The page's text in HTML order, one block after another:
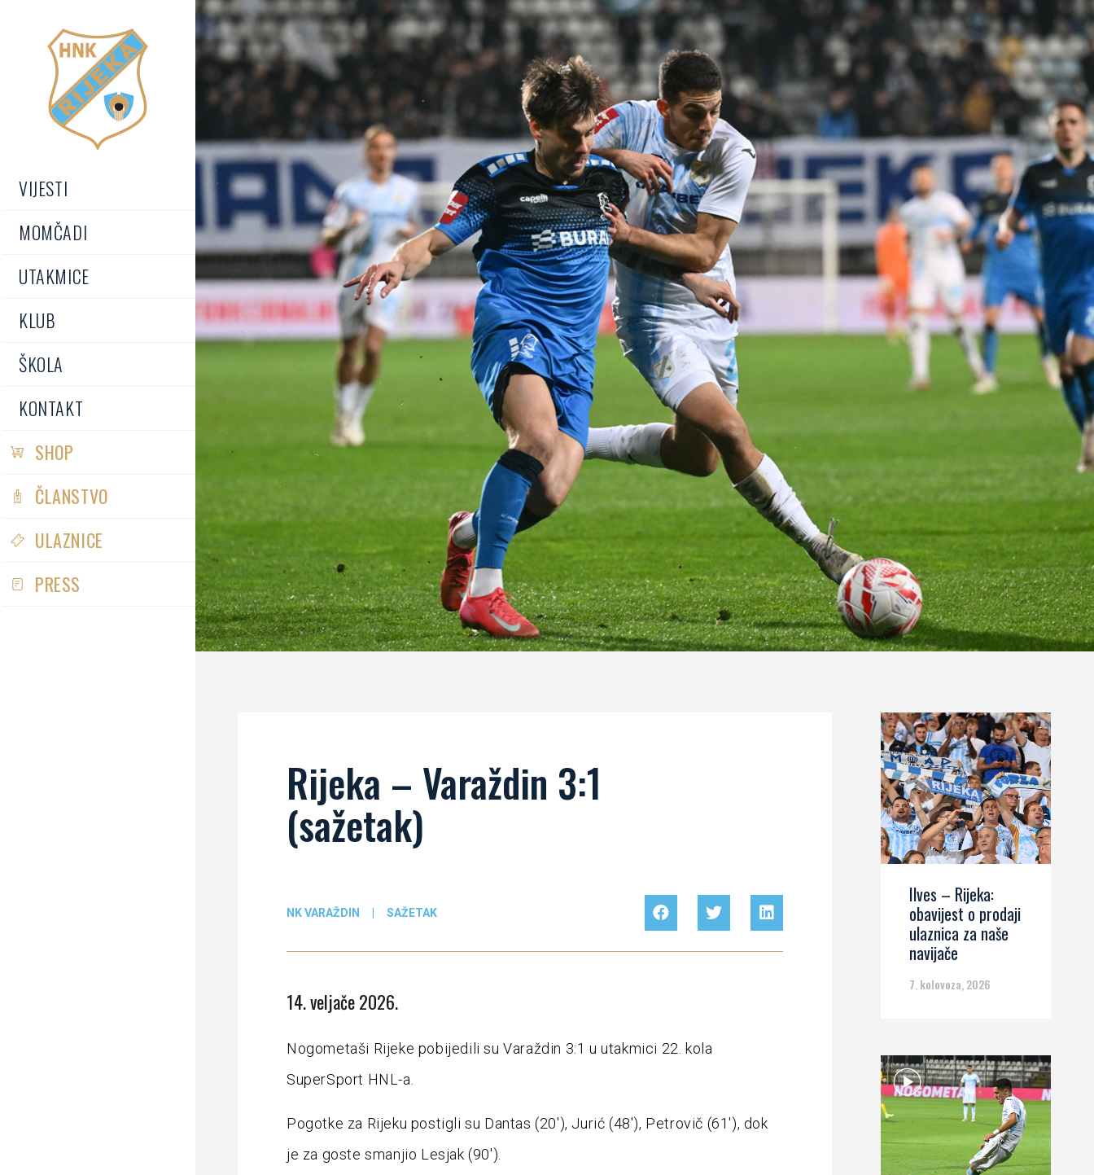
VIJESTI
MOMČADI
UTAKMICE
KLUB
ŠKOLA
KONTAKT
SHOP
ČLANSTVO
ULAZNICE
PRESS
Rijeka – Varaždin 3:1
(sažetak)
NK VARAŽDIN SAŽETAK
14. veljače 2026.
Nogometaši Rijeke pobijedili su Varaždin 3:1 u utakmici 22. kola
SuperSport HNL-a.
Pogotke za Rijeku postigli su Dantas (20′), Jurić (48′), Petrovič (61′), dok
je za goste smanjio Lesjak (90′).
Ilves – Rijeka:
obavijest o prodaji
ulaznica za naše
navijače
7. kolovoza, 2026